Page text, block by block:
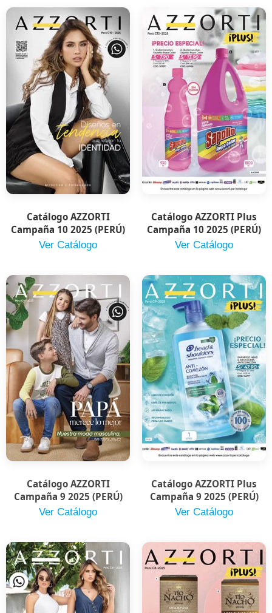
Catálogo AZZORTI
Campaña 10 2025 (PERÚ)
Ver Catálogo
Catálogo AZZORTI Plus
Campaña 10 2025 (PERÚ)
Ver Catálogo
Catálogo AZZORTI
Campaña 9 2025 (PERÚ)
Ver Catálogo
Catálogo AZZORTI Plus
Campaña 9 2025 (PERÚ)
Ver Catálogo